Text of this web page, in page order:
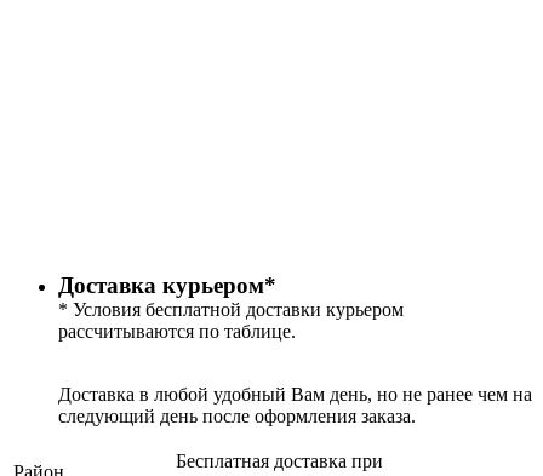
Доставка курьером*
* Условия бесплатной доставки курьером
рассчитываются по таблице.
Доставка в любой удобный Вам день, но не ранее чем на
следующий день после оформления заказа.
Район
Бесплатная доставка при